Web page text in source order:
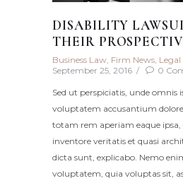
DISABILITY
THEIR
Business Law Firm News
September 25, 2016
0
Sed ut perspiciatis, unde omnis
voluptatem accusantium
totam rem aperiam eaque ipsa,
inventore veritatis et quasi
dicta sunt, explicabo. Nemo
voluptatem, quia voluptas sit,